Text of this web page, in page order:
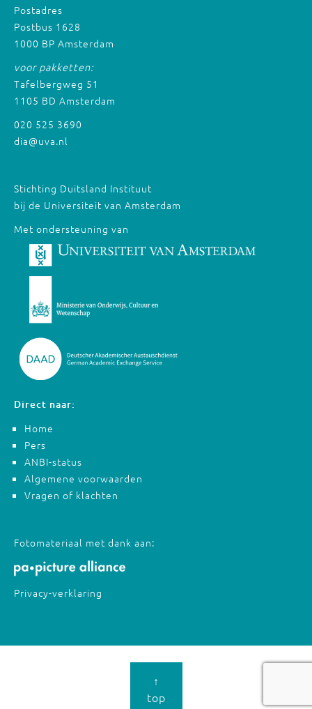
Postadres
Postbus 1628
1000 BP Amsterdam
voor pakketten:
Tafelbergweg 51
1105 BD Amsterdam
020 525 3690
dia@uva.nl
Stichting Duitsland Instituut
bij de Universiteit van Amsterdam
Met ondersteuning van
Direct naar:
Home
Pers
ANBI-status
Algemene voorwaarden
Vragen of klachten
Fotomateriaal met dank aan:
Privacy-verklaring
↑
top